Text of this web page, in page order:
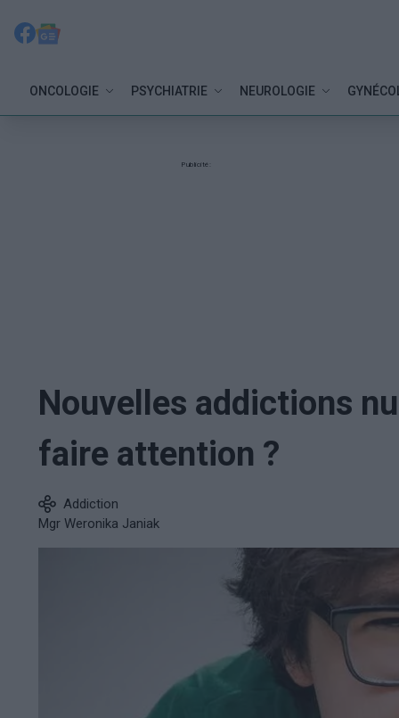
ONCOLOGIE PSYCHIATRIE NEUROLOGIE
Publicité:
Nouvelles addictions
faire attention ?
Addiction
Mgr Weronika Janiak